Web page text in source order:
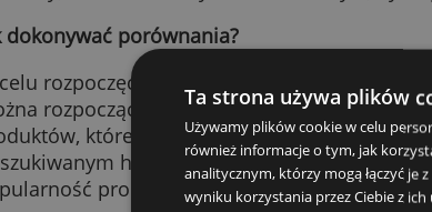
Czy informujemy o wszystkich
Niniejsza strona nie zajmuje się
Porównujemy produkty oferowane
produkty, które uważamy za ważna na
Jak dokonywać porównania?